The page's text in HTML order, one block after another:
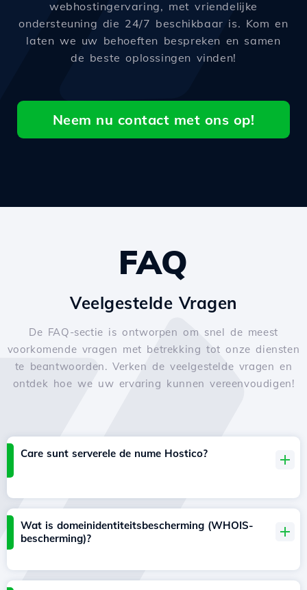
webhostingervaring, met vriendelijke
ondersteuning die 24/7 beschikbaar is. Kom en
laten we uw behoeften bespreken en samen
de beste oplossingen vinden!
Neem nu contact met ons op!
FAQ
Veelgestelde Vragen
De FAQ-sectie is ontworpen om snel de meest
voorkomende vragen met betrekking tot onze diensten
te beantwoorden. Verken de veelgestelde vragen en
ontdek hoe we uw ervaring kunnen vereenvoudigen!
Care sunt serverele de nume Hostico?
Wat is domeinidentiteitsbescherming (WHOIS-
bescherming)?